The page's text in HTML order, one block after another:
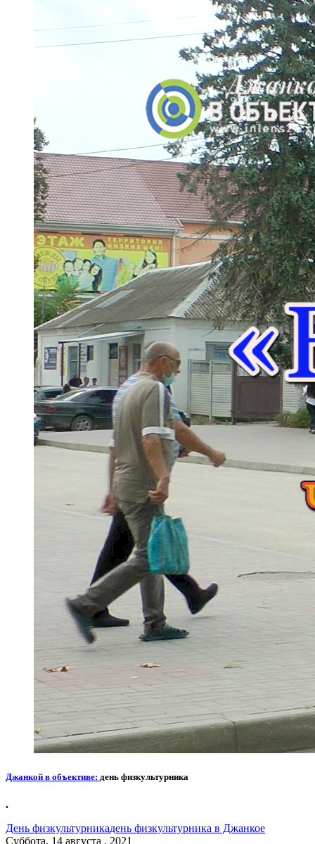
Джанкой в объективе: день физкультурника
.
День физкультурникадень физкультурника в Джанкое
Суббота, 14 августа , 2021